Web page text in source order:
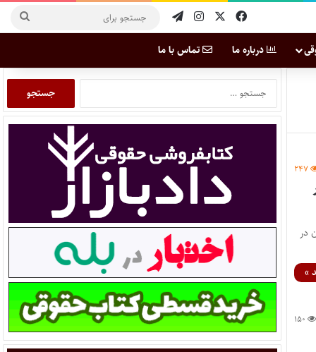
درباره ما تماس با ما
۲۴۷
در
»
۱۵۰